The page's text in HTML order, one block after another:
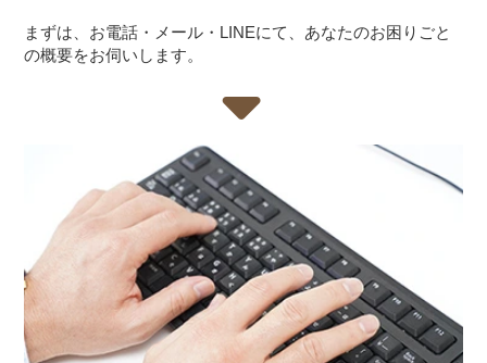
まずは、お電話・メール・LINEにて、あなたのお困りごと
の概要をお伺いします。